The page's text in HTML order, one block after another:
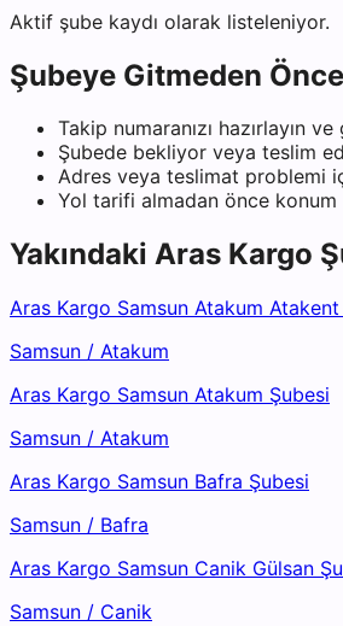
Aktif şube kaydı olarak listeleniyor.
Şubeye Gitmeden
Takip numaranızı hazırlayın
Şubede bekliyor veya teslim
Adres veya teslimat problemi
Yol tarifi almadan önce konum
Yakındaki Aras Kargo
Aras Kargo Samsun Atakum Atakent
Samsun / Atakum
Aras Kargo Samsun Atakum Şubesi
Samsun / Atakum
Aras Kargo Samsun Bafra Şubesi
Samsun / Bafra
Aras Kargo Samsun Canik Gülsan
Samsun / Canik